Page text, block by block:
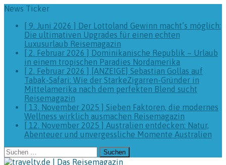
News Ticker
[ 9. Juni 2026 ] Der Lottoland Gewinn macht’s möglich:
Die ultimativen Upgrades für einen echten
Luxusurlaub Reisemagazin
[ 2. Februar 2026 ] Dominikanische Republik – Urlaub
in einem tropischen Paradies Nordamerika
[ 2. Februar 2026 ] [ANZEIGE] Sebastian Gollas auf
Tabak-Safari: Wie der StarkeZigarren-Gründer in
Mittelamerika nach dem perfekten Blend sucht
Reisemagazin
[ 13. November 2025 ] Sieben Faktoren, die modernes
Wellness wirklich ausmachen Reisemagazin
[ 12. November 2025 ] Australien entdecken: Natur,
Abenteuer und unvergessliche Momente Australien
Suchen
nach: